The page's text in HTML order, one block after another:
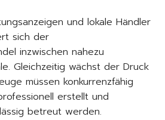
und lokale Händler
sich der
inzwischen nahezu
Gleichzeitig wächst der Druck
müssen konkurrenzfähig
erstellt und
betreut werden.